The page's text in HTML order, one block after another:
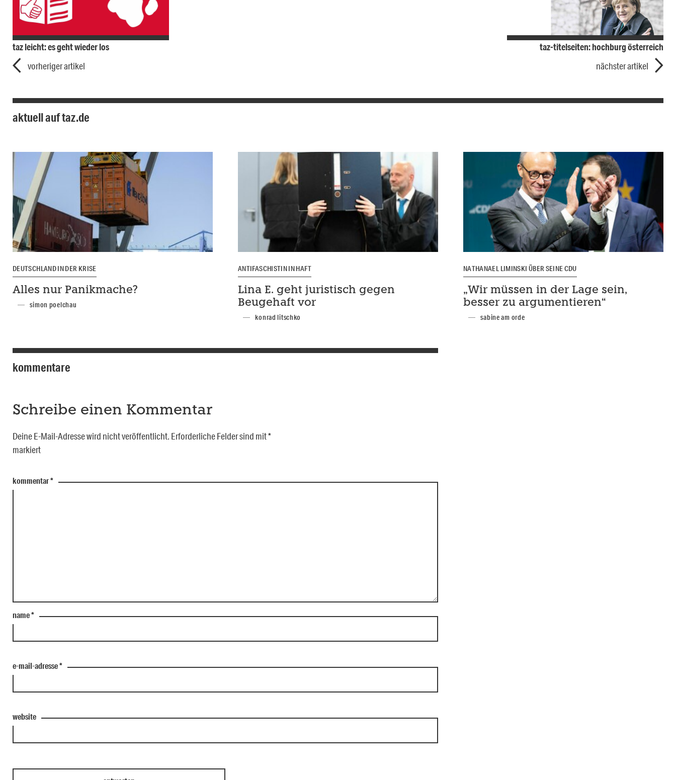
taz leicht: es geht wieder los
vorheriger artikel
taz-titelseiten: hochburg österreich
nächster artikel
aktuell auf taz.de
DEUTSCHLAND IN DER KRISE
Alles nur Panikmache?
simon poelchau
ANTIFASCHISTIN IN HAFT
Lina E. geht juristisch gegen
Beugehaft vor
konrad litschko
NATHANAEL LIMINSKI ÜBER SEINE CDU
„Wir müssen in der Lage sein,
besser zu argumentieren“
sabine am orde
kommentare
Schreibe einen Kommentar
Deine E-Mail-Adresse wird nicht veröffentlicht. Erforderliche Felder sind mit*
markiert
kommentar*
name*
e-mail-adresse*
website